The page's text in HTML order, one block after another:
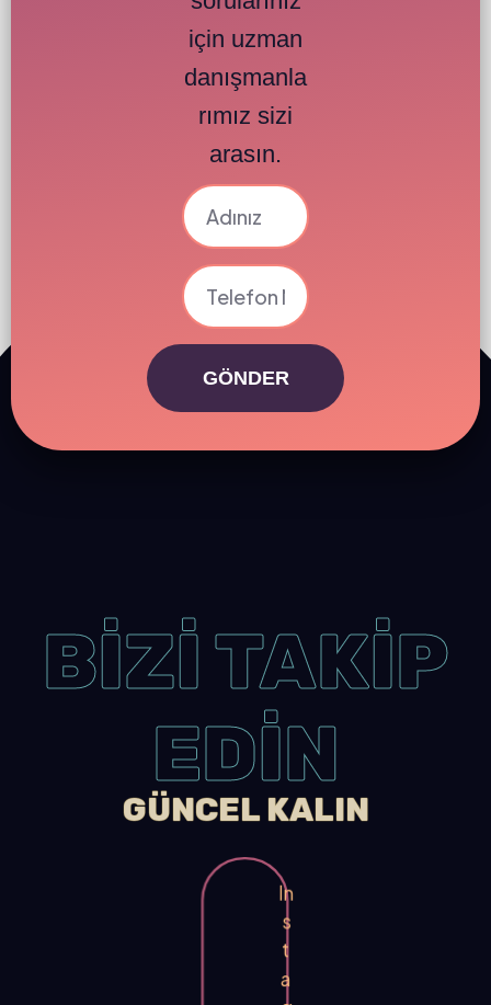
için uzman
danışmanla
rımız sizi
arasın.
GÖNDER
BİZİ TAKİP
EDİN
GÜNCEL KALIN
In
s
t
a